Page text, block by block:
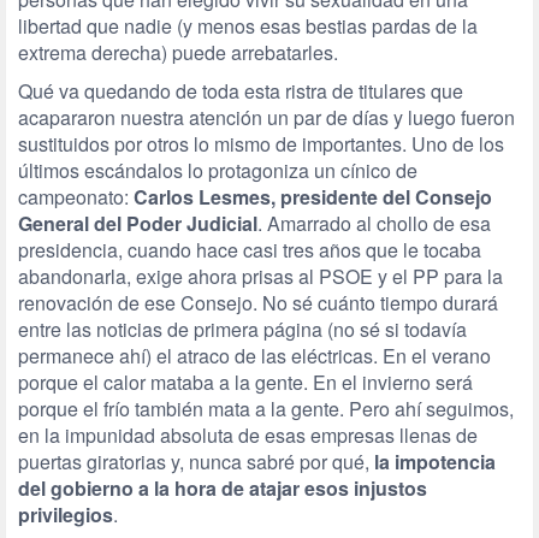
libertad que nadie (y menos esas bestias pardas de la
extrema derecha) puede arrebatarles.
Qué va quedando de toda esta ristra de titulares que
acapararon nuestra atención un par de días y luego fueron
sustituidos por otros lo mismo de importantes. Uno de los
últimos escándalos lo protagoniza un cínico de
campeonato: Carlos Lesmes, presidente del Consejo
General del Poder Judicial. Amarrado al chollo de esa
presidencia, cuando hace casi tres años que le tocaba
abandonarla, exige ahora prisas al PSOE y el PP para la
renovación de ese Consejo. No sé cuánto tiempo durará
entre las noticias de primera página (no sé si todavía
permanece ahí) el atraco de las eléctricas. En el verano
porque el calor mataba a la gente. En el invierno será
porque el frío también mata a la gente. Pero ahí seguimos,
en la impunidad absoluta de esas empresas llenas de
puertas giratorias y, nunca sabré por qué, la impotencia
del gobierno a la hora de atajar esos injustos
privilegios.